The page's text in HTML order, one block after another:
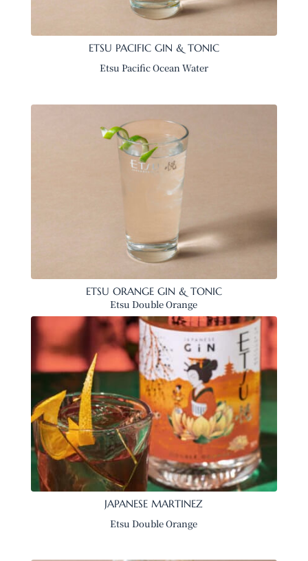
ETSU PACIFIC GIN & TONIC
Etsu Pacific Ocean Water
ETSU ORANGE GIN & TONIC
Etsu Double Orange
JAPANESE MARTINEZ
Etsu Double Orange